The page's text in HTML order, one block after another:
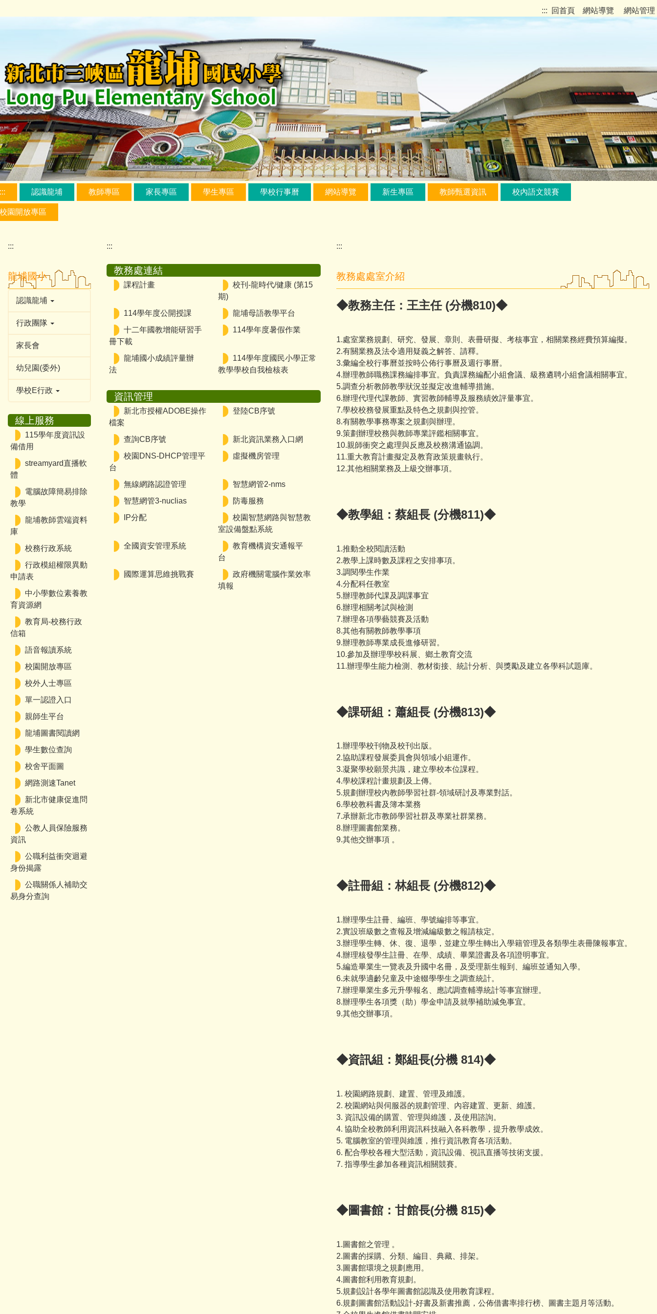
到
容
區
::: 回首頁 網站導覽 網站管理
::: 認識龍埔 教師專區 家長專區 學生專區 學校行事曆 網站導覽 新生專區 教師甄選資訊 校內語文競賽
校園開放專區
:::
龍埔國小
認識龍埔
行政團隊
家長會
幼兒園(委外)
學校E行政
線上服務
115學年度資訊設
備借用
streamyard直播軟
體
電腦故障簡易排除
教學
龍埔教師雲端資料
庫
校務行政系統
行政模組權限異動
申請表
中小學數位素養教
育資源網
教育局-校務行政
信箱
語音報讀系統
校園開放專區
校外人士專區
單一認證入口
親師生平台
龍埔圖書閱讀網
學生數位查詢
校舍平面圖
網路測速Tanet
新北市健康促進問
卷系統
公教人員保險服務
資訊
公職利益衝突迴避
身份揭露
公職關係人補助交
易身分查詢
:::
教務處連結
課程計畫
校刊-龍時代/健康 (第15
期)
114學年度公開授課
龍埔母語教學平台
十二年國教增能研習手
冊下載
114學年度暑假作業
龍埔國小成績評量辦
法
114學年度國民小學正常
教學學校自我檢核表
資訊管理
新北市授權ADOBE操作
檔案
登陸CB序號
查詢CB序號
新北資訊業務入口網
校園DNS-DHCP管理平
台
虛擬機房管理
無線網路認證管理
智慧網管2-nms
智慧網管3-nuclias
防毒服務
IP分配
校園智慧網路與智慧教
室設備盤點系統
全國資安管理系統
教育機構資安通報平
台
國際運算思維挑戰賽
政府機關電腦作業效率
填報
:::
教務處處室介紹
◆教務主任：王主任 (分機810)◆
1.處室業務規劃、研究、發展、章則、表冊研擬、考核事宜，相關業務經費預算編擬。
2.有關業務及法令適用疑義之解答、請釋。
3.彙編全校行事曆並按時公佈行事曆及週行事曆。
4.辦理教師職務課務編排事宜。負責課務編配小組會議、級務遴聘小組會議相關事宜。
5.調查分析教師教學狀況並擬定改進輔導措施。
6.辦理代理代課教師、實習教師輔導及服務績效評量事宜。
7.學校校務發展重點及特色之規劃與控管。
8.有關教學事務專案之規劃與辦理。
9.策劃辦理校務與教師專業評鑑相關事宜。
10.親師衝突之處理與反應及校務溝通協調。
11.重大教育計畫擬定及教育政策規畫執行。
12.其他相關業務及上級交辦事項。
◆教學組：蔡組長 (分機811)◆
1.推動全校閱讀活動
2.教學上課時數及課程之安排事項。
3.調閱學生作業
4.分配科任教室
5.辦理教師代課及調課事宜
6.辦理相關考試與檢測
7.辦理各項學藝競賽及活動
8.其他有關教師教學事項
9.辦理教師專業成長進修研習。
10.參加及辦理學校科展、鄉土教育交流
11.辦理學生能力檢測、教材銜接、統計分析、與獎勵及建立各學科試題庫。
◆課研組：蕭組長 (分機813)◆
1.辦理學校刊物及校刊出版。
2.協助課程發展委員會與領域小組運作。
3.凝聚學校願景共識，建立學校本位課程。
4.學校課程計畫規劃及上傳。
5.規劃辦理校內教師學習社群-領域研討及專業對話。
6.學校教科書及簿本業務
7.承辦新北市教師學習社群及專業社群業務。
8.辦理圖書館業務。
9.其他交辦事項 。
◆註冊組：林組長 (分機812)◆
1.辦理學生註冊、編班、學號編排等事宜。
2.實設班級數之查報及增減編級數之報請核定。
3.辦理學生轉、休、復、退學，並建立學生轉出入學籍管理及各類學生表冊陳報事宜。
4.辦理核發學生註冊、在學、成績、畢業證書及各項證明事宜。
5.編造畢業生一覽表及升國中名冊，及受理新生報到、編班並通知入學。
6.未就學適齡兒童及中途輟學學生之調查統計。
7.辦理畢業生多元升學報名、應試調查輔導統計等事宜辦理。
8.辦理學生各項獎（助）學金申請及就學補助減免事宜。
9.其他交辦事項。
◆資訊組：鄭組長(分機 814)◆
1. 校園網路規劃、建置、管理及維護。
2. 校園網站與伺服器的規劃管理、內容建置、更新、維護。
3. 資訊設備的購置、管理與維護，及使用諮詢。
4. 協助全校教師利用資訊科技融入各科教學，提升教學成效。
5. 電腦教室的管理與維護，推行資訊教育各項活動。
6. 配合學校各種大型活動，資訊設備、視訊直播等技術支援。
7. 指導學生參加各種資訊相關競賽。
◆圖書館：甘館長(分機 815)◆
1.圖書館之管理 。
2.圖書的採購、分類、編目、典藏、排架。
3.圖書館環境之規劃應用。
4.圖書館利用教育規劃。
5.規劃設計各學年圖書館認識及使用教育課程。
6.規劃圖書館活動設計-好書及新書推薦，公佈借書率排行榜、圖書主題月等活動。